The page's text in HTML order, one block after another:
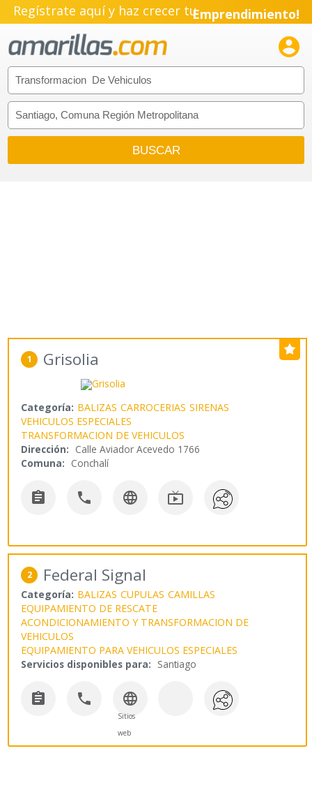
Regístrate aquí y haz crecer tuEmprendimiento!

1 Grisolia
Categoría: BALIZAS CARROCERIAS SIRENAS
VEHICULOS ESPECIALES
TRANSFORMACION DE VEHICULOS
Dirección: Calle Aviador Acevedo 1766
Comuna: Conchalí
   
2 Federal Signal
Categoría: BALIZAS CUPULAS CAMILLAS
EQUIPAMIENTO DE RESCATE
ACONDICIONAMIENTO Y TRANSFORMACION DE
VEHICULOS
EQUIPAMIENTO PARA VEHICULOS ESPECIALES
Servicios disponibles para: Santiago
  
Sitios
web